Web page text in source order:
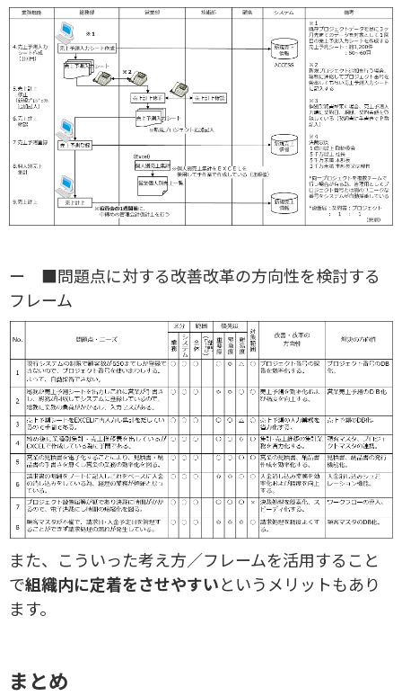
ー ■問題点に対する改善改革の方向性を検討する
フレーム
また、こういった考え方／フレームを活用すること
で組織内に定着をさせやすいというメリットもあり
ます。
まとめ